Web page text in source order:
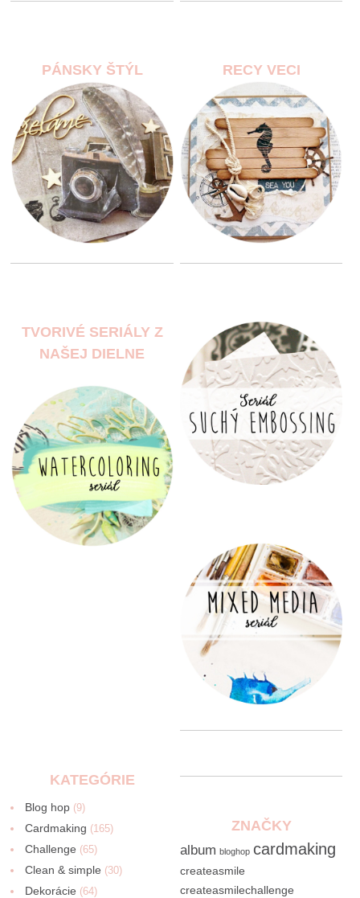
PÁNSKY ŠTÝL RECY VECI
TVORIVÉ SERIÁLY Z
NAŠEJ DIELNE
KATEGÓRIE
Blog hop (9)
Cardmaking (165)
Challenge (65)
Clean & simple (30)
Dekorácie (64)
ZNAČKY
album bloghop cardmaking
createasmile
createasmilechallenge